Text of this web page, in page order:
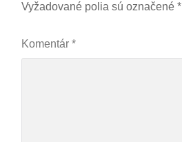
Vyžadované polia sú označené*
Komentár*